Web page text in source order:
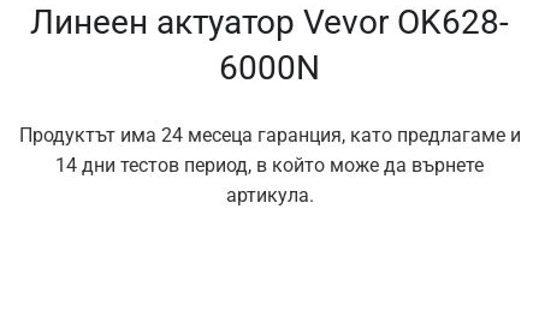
Линеен актуатор Vevor OK628-
6000N
Продуктът има 24 месеца гаранция, като предлагаме и
14 дни тестов период, в който може да върнете
артикула.